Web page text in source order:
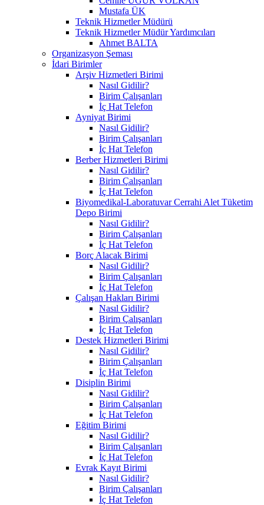
Mustafa ÜK
Teknik Hizmetler Müdürü
Teknik Hizmetler Müdür Yardımcıları
Ahmet BALTA
Organizasyon Şeması
İdari Birimler
Arşiv Hizmetleri Birimi
Nasıl Gidilir?
Birim Çalışanları
İç Hat Telefon
Ayniyat Birimi
Nasıl Gidilir?
Birim Çalışanları
İç Hat Telefon
Berber Hizmetleri Birimi
Nasıl Gidilir?
Birim Çalışanları
İç Hat Telefon
Biyomedikal-Laboratuvar Cerrahi Alet Tüketim
Depo Birimi
Nasıl Gidilir?
Birim Çalışanları
İç Hat Telefon
Borç Alacak Birimi
Nasıl Gidilir?
Birim Çalışanları
İç Hat Telefon
Çalışan Hakları Birimi
Nasıl Gidilir?
Birim Çalışanları
İç Hat Telefon
Destek Hizmetleri Birimi
Nasıl Gidilir?
Birim Çalışanları
İç Hat Telefon
Disiplin Birimi
Nasıl Gidilir?
Birim Çalışanları
İç Hat Telefon
Eğitim Birimi
Nasıl Gidilir?
Birim Çalışanları
İç Hat Telefon
Evrak Kayıt Birimi
Nasıl Gidilir?
Birim Çalışanları
İç Hat Telefon